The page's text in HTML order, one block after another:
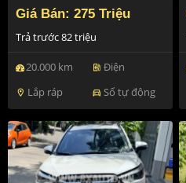
Giá Bán: 275 Triệu
Trả trước 82 triệu
20.000 km ev_station Điện
location_on Lắp ráp directions_car Số tự động